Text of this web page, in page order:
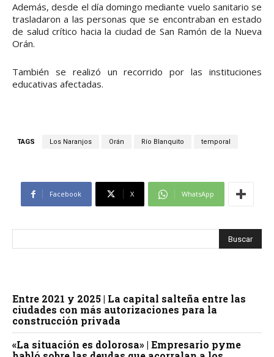
Además, desde el día domingo mediante vuelo sanitario se
trasladaron a las personas que se encontraban en estado
de salud crítico hacia la ciudad de San Ramón de la Nueva
Orán.
También se realizó un recorrido por las instituciones
educativas afectadas.
TAGS Los Naranjos Orán Río Blanquito temporal
Facebook X WhatsApp
Entre 2021 y 2025 | La capital salteña entre las
ciudades con más autorizaciones para la
construcción privada
«La situación es dolorosa» | Empresario pyme